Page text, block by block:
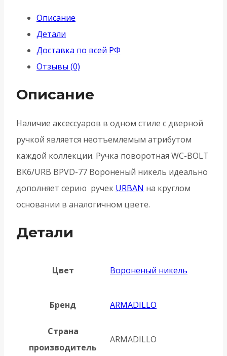
поворотная
WC-
BOLT
BK6/URB
BPVD-
-
Вороненый
никель
Описание
Детали
Доставка по всей РФ
Отзывы (0)
Описание
Наличие аксессуаров в одном стиле с дверной
ручкой является неотъемлемым атрибутом
каждой коллекции. Ручка поворотная WC-BOLT
BK6/URB BPVD-77 Вороненый никель идеально
дополняет серию ручек URBAN на круглом
основании в аналогичном цвете.
Детали
Цвет Вороненый никель
Бренд ARMADILLO
Страна
производитель
ARMADILLO